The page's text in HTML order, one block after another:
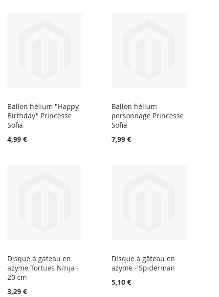
Ballon hélium "Happy
Birthday" Princesse
Sofia
4,99 €
Ballon hélium
personnage Princesse
Sofia
7,99 €
Disque à gateau en
azyme Tortues Ninja -
20 cm
3,29 €
Disque à gâteau en
azyme - Spiderman
5,10 €